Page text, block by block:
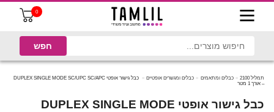
0
תמליל 2100 כבלים ומתאמים כבלים ומגשרים אופטיים
כבל גישור אופטי DUPLEX SINGLE MODE SC/UPC SC/APC
– אורך 1 מטר
כבל גישור אופטי DUPLEX SINGLE MODE